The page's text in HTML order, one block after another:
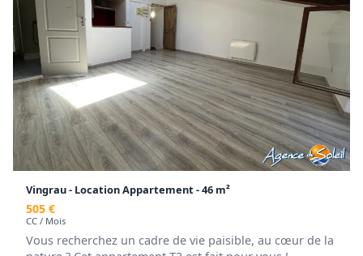
Vingrau - Location Appartement - 46 m²
505 €
CC / Mois
Vous recherchez un cadre de vie paisible, au cœur de la